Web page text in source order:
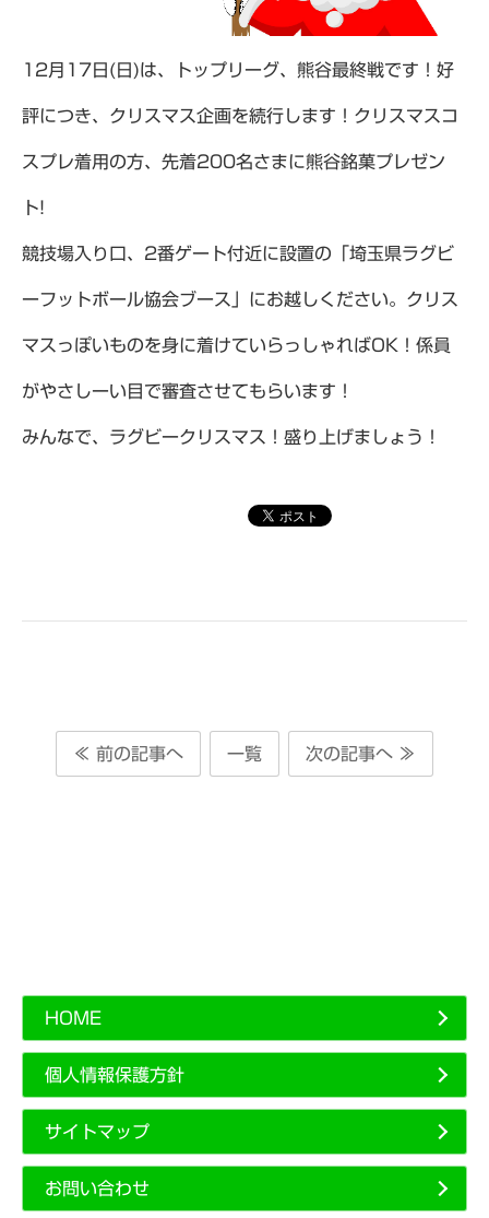
12月17日(日)は、トップリーグ、熊谷最終戦です！好
評につき、クリスマス企画を続行します！クリスマスコ
スプレ着用の方、先着200名さまに熊谷銘菓プレゼン
ト!
競技場入り口、2番ゲート付近に設置の「埼玉県ラグビ
ーフットボール協会ブース」にお越しください。クリス
マスっぽいものを身に着けていらっしゃればOK！係員
がやさしーい目で審査させてもらいます！
みんなで、ラグビークリスマス！盛り上げましょう！
≪ 前の記事へ 一覧 次の記事へ ≫
HOME
個人情報保護方針
サイトマップ
お問い合わせ